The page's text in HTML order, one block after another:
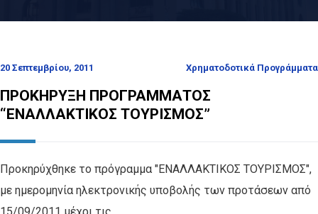
20 Σεπτεμβρίου, 2011 Χρηματοδοτικά Προγράμματα
ΠΡΟΚΗΡΥΞΗ ΠΡΟΓΡΑΜΜΑΤΟΣ
“ΕΝΑΛΛΑΚΤΙΚΟΣ ΤΟΥΡΙΣΜΟΣ”
Προκηρύχθηκε το πρόγραμμα "ΕΝΑΛΛΑΚΤΙΚΟΣ ΤΟΥΡΙΣΜΟΣ",
με ημερομηνία ηλεκτρονικής υποβολής των προτάσεων από